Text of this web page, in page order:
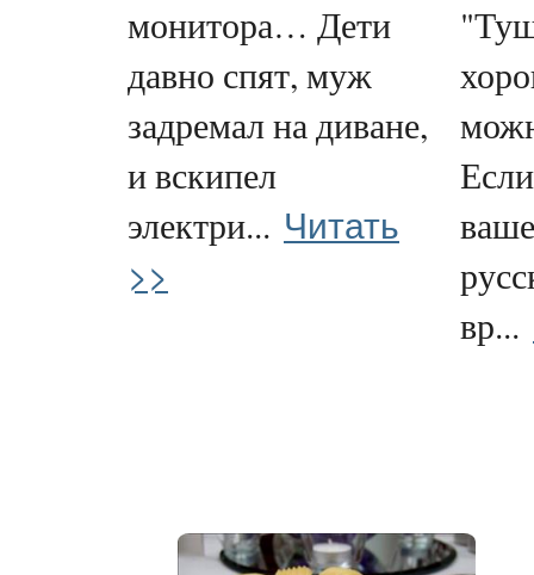
монитора… Дети
давно спят, муж
задремал на диване,
и вскипел
электри... Читать
>>
вр...